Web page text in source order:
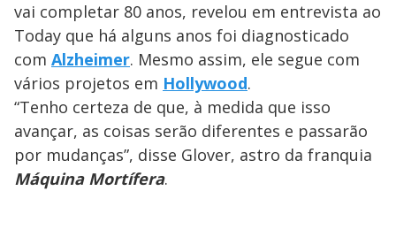
vai completar 80 anos, revelou em entrevista ao
Today que há alguns anos foi diagnosticado
com Alzheimer. Mesmo assim, ele segue com
vários projetos em Hollywood.
“Tenho certeza de que, à medida que isso
avançar, as coisas serão diferentes e passarão
por mudanças”, disse Glover, astro da franquia
Máquina Mortífera.